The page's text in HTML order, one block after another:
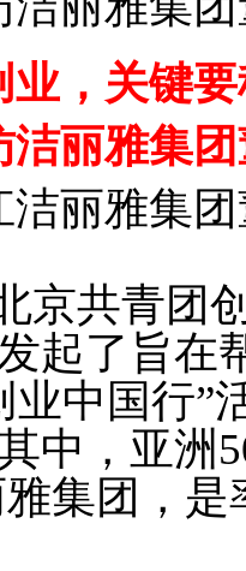
业，关键
洁丽雅集
洁丽雅集
京共青团
起了旨在
业中国行
中，亚洲
集团，是